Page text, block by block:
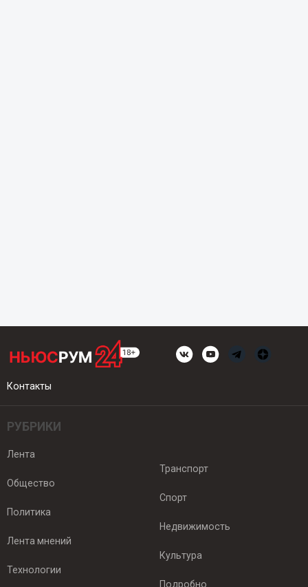
Контакты
РУБРИКИ
Лента
Общество
Политика
Лента мнений
Технологии
Транспорт
Спорт
Недвижимость
Культура
Подробно